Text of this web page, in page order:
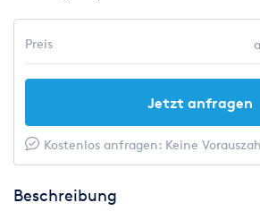
Preis
Jetzt anfragen
Kostenlos anfragen: Keine
Beschreibung